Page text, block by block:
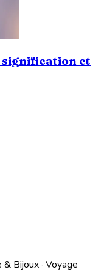
et
Bijoux · Voyage